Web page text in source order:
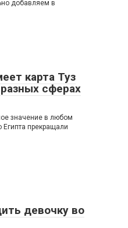
добавляем в
карта Туз
сферах
значение в любом
Египта прекращали
девочку во